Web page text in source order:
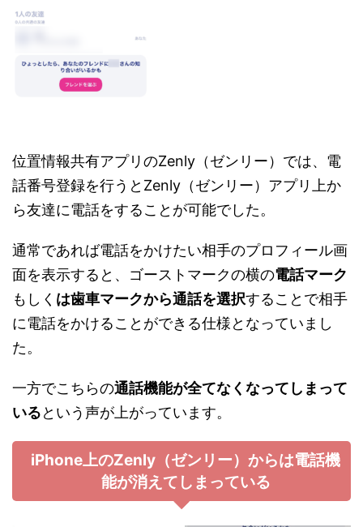
位置情報共有アプリのZenly（ゼンリー）では、電
話番号登録を行うとZenly（ゼンリー）アプリ上か
ら友達に電話をすることが可能でした。
通常であれば電話をかけたい相手のプロフィール画
面を表示すると、ゴーストマークの横の電話マーク
もしく は歯車マークから通話を選択することで相手
に電話をかけることができる仕様となっていまし
た。
一方でこちらの通話機能が全てなくなってしまって
いるという声が上がっています。
iPhone上のZenly（ゼンリー）からは電話機
能が消えてしまっている